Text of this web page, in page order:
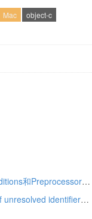
Mac
object-c
【已解决】Xcode中Active Compilation Conditions和Preprocessor Macros的区别
【已解决】Xcode项目条件编译出错：Use of unresolved identifier